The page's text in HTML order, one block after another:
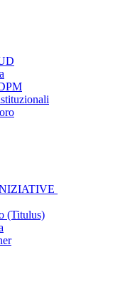
(Titulus)